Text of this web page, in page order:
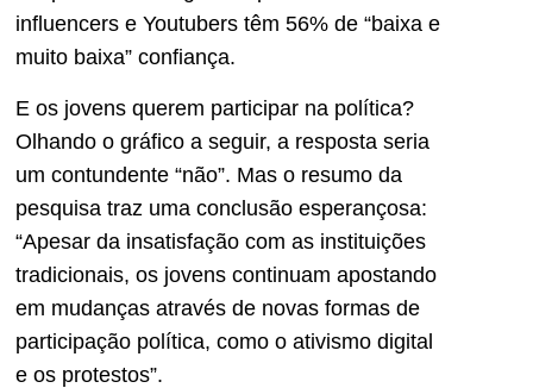
influencers e Youtubers têm 56% de “baixa e
muito baixa” confiança.
E os jovens querem participar na política?
Olhando o gráfico a seguir, a resposta seria
um contundente “não”. Mas o resumo da
pesquisa traz uma conclusão esperançosa:
“Apesar da insatisfação com as instituições
tradicionais, os jovens continuam apostando
em mudanças através de novas formas de
participação política, como o ativismo digital
e os protestos”.